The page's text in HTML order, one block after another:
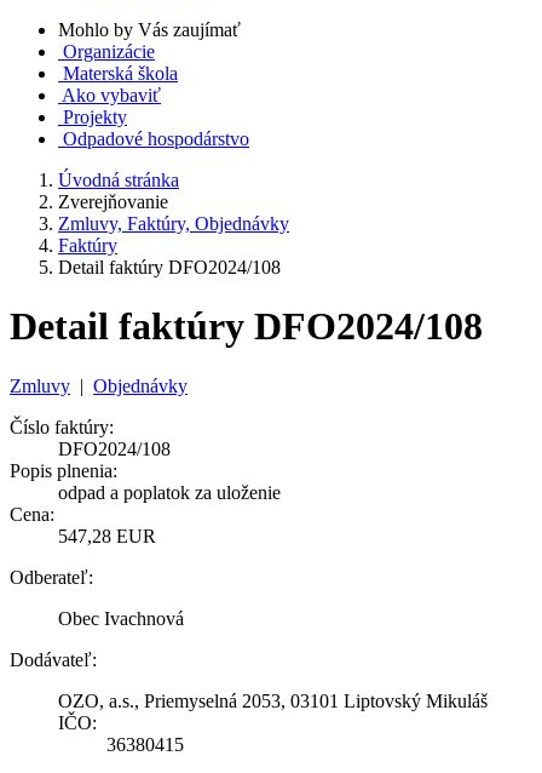
Mohlo by Vás zaujímať
Organizácie
Materská škola
Ako vybaviť
Projekty
Odpadové hospodárstvo
Úvodná stránka
Zverejňovanie
Zmluvy, Faktúry, Objednávky
Faktúry
Detail faktúry DFO2024/108
Detail faktúry DFO2024/108
Zmluvy | Objednávky
Číslo faktúry:
DFO2024/108
Popis plnenia:
odpad a poplatok za uloženie
Cena:
547,28 EUR
Odberateľ:
Obec Ivachnová
Dodávateľ:
OZO, a.s., Priemyselná 2053, 03101 Liptovský Mikuláš
IČO:
36380415